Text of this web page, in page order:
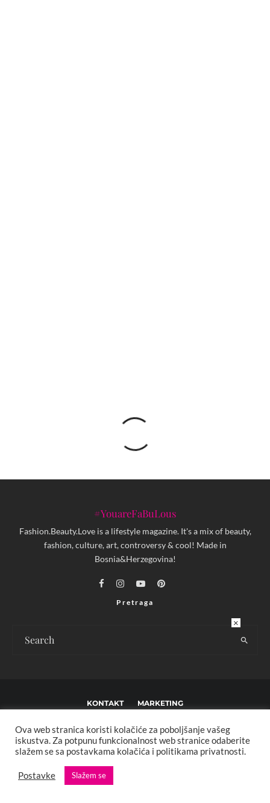
#YouareFaBuLous
Fashion.Beauty.Love is a lifestyle magazine. It's a mix of beauty,
fashion, culture, art, controversy & cool! Made in
Bosnia&Herzegovina!
Pretraga
KONTAKT MARKETING
USLOVI KORIŠTENJA I UREĐIVAČKE SMJERNICE
IMPRESSUM O NAMA
Copyright © 2013 - 2025 FBL creative. Sva prava zadržana. Developed by:
Ova web stranica koristi kolačiće za poboljšanje vašeg
iskustva. Za potpunu funkcionalnost web stranice odaberite
slažem se sa postavkama kolačića i politikama privatnosti.
Postavke Slažem se
×